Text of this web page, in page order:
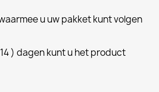
u uw pakket kunt volgen
) dagen kunt u het product